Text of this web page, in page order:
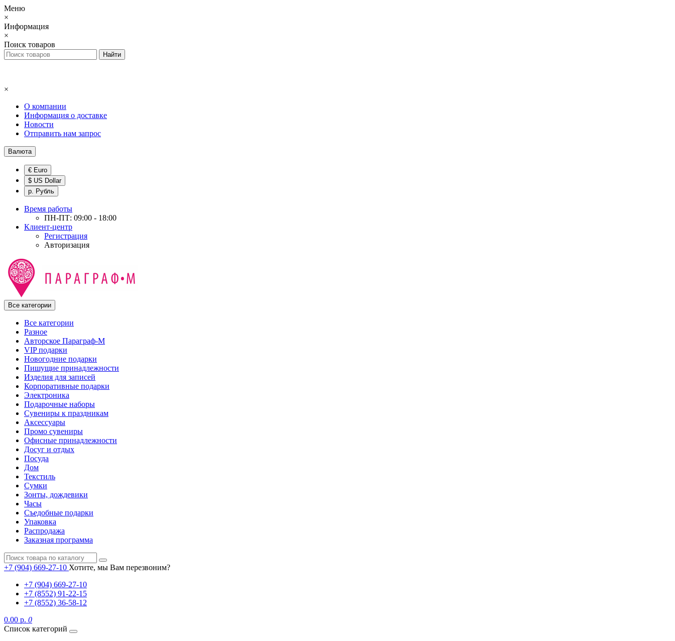
Меню
×
Информация
×
Поиск товаров
×
О компании
Информация о доставке
Новости
Отправить нам запрос
Валюта
€ Euro
$ US Dollar
р. Рубль
Время работы
ПН-ПТ: 09:00 - 18:00
Клиент-центр
Регистрация
Авторизация
Все категории
Все категории
Разное
Авторское Параграф-М
VIP подарки
Новогодние подарки
Пишущие принадлежности
Изделия для записей
Корпоративные подарки
Электроника
Подарочные наборы
Сувениры к праздникам
Аксессуары
Промо сувениры
Офисные принадлежности
Досуг и отдых
Посуда
Дом
Текстиль
Сумки
Зонты, дождевики
Часы
Съедобные подарки
Упаковка
Распродажа
Заказная программа
+7 (904) 669-27-10 Хотите, мы Вам перезвоним?
+7 (904) 669-27-10
+7 (8552) 91-22-15
+7 (8552) 36-58-12
0.00 р. 0
Список категорий